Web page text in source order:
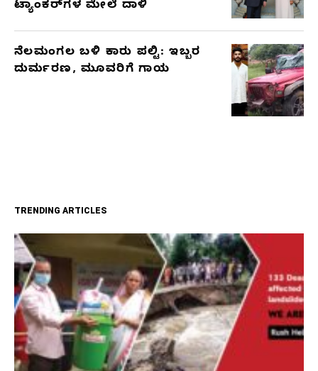
ಟ್ಯಾಂಕರ್‌ಗಳ ಮೇಲೆ ದಾಳಿ
ನೆಲಮಂಗಲ ಬಳಿ ಕಾರು ಪಲ್ಟಿ: ಇಬ್ಬರ
ದುರ್ಮರಣ, ಮೂವರಿಗೆ ಗಾಯ
TRENDING ARTICLES